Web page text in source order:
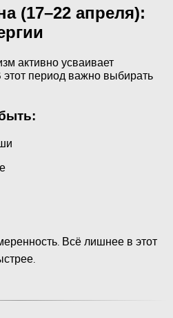
(17–22 апреля):
активно усваивает
период важно выбирать
Всё лишнее в этот